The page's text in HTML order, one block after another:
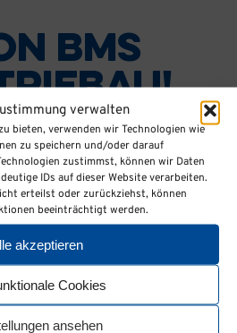
verwalten
bieten, verwenden wir Technologien wie
zu speichern und/oder darauf
zustimmst, können wir Daten
IDs auf dieser Website verarbeiten.
erteilst oder zurückziehst, können
beeinträchtigt werden.
akzeptieren
Cookies
ansehen
BMS
beantworten
gerne telefonisch